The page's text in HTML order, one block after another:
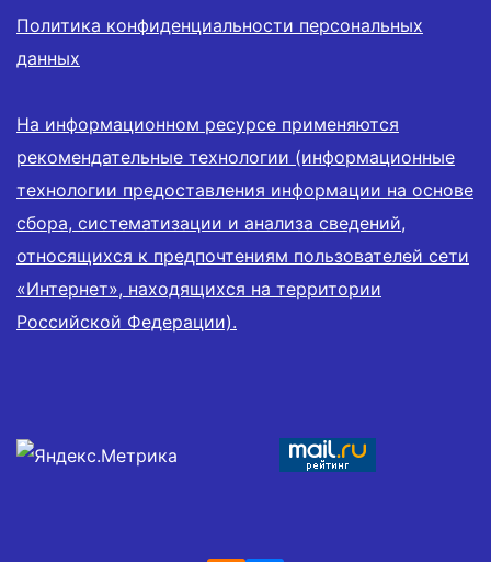
Политика конфиденциальности персональных
данных
На информационном ресурсе применяются
рекомендательные технологии (информационные
технологии предоставления информации на основе
сбора, систематизации и анализа сведений,
относящихся к предпочтениям пользователей сети
«Интернет», находящихся на территории
Российской Федерации).